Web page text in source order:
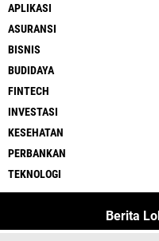
APLIKASI
ASURANSI
BISNIS
BUDIDAYA
FINTECH
INVESTASI
KESEHATAN
PERBANKAN
TEKNOLOGI
Berita